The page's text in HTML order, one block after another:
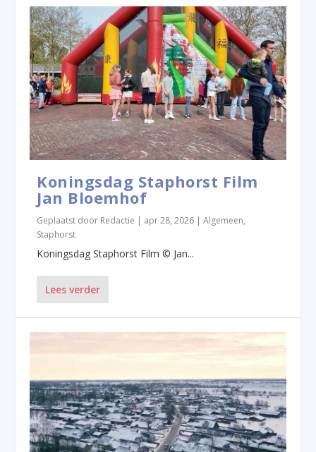
Koningsdag Staphorst Film
Jan Bloemhof
Geplaatst door Redactie | apr 28, 2026 |Algemeen,
Staphorst
Koningsdag Staphorst Film © Jan...
Lees verder